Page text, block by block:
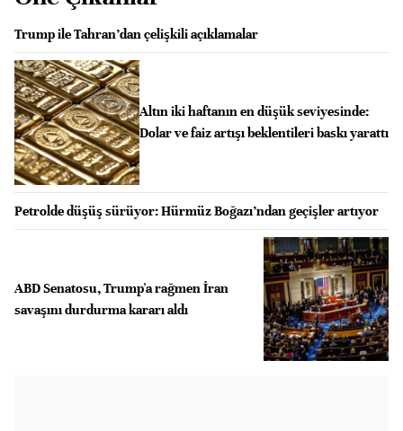
Trump ile Tahran’dan çelişkili açıklamalar
Altın iki haftanın en düşük seviyesinde:
Dolar ve faiz artışı beklentileri baskı yarattı
Petrolde düşüş sürüyor: Hürmüz Boğazı’ndan geçişler artıyor
ABD Senatosu, Trump'a rağmen İran
savaşını durdurma kararı aldı